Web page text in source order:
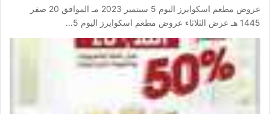
عروض مطعم اسكوايرز اليوم 5 سبتمبر 2023 مـ الموافق 20 صفر
1445 هـ عرض الثلاثاء عروض مطعم اسكوايرز اليوم 5…